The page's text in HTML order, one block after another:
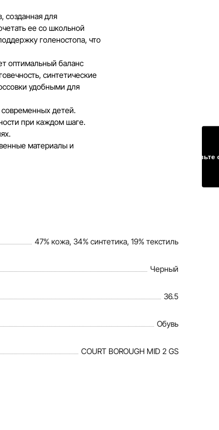
на сайте, чтобы
в кратчайшие
созданная для
ее со школьной
голеностопа, что
оптимальный баланс
синтетические
удобными для
современных детей.
при каждом шаге.
материалы и
47% кожа, 34% синтетика, 19% текстиль
Черный
36.5
Обувь
COURT BOROUGH MID 2 GS
Оставьте